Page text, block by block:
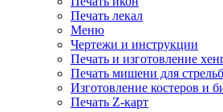
Печать лекал
Меню
Чертежи и инструкции
Печать и изготовление
Печать мишени для
Изготовление костеров и
Печать Z-карт